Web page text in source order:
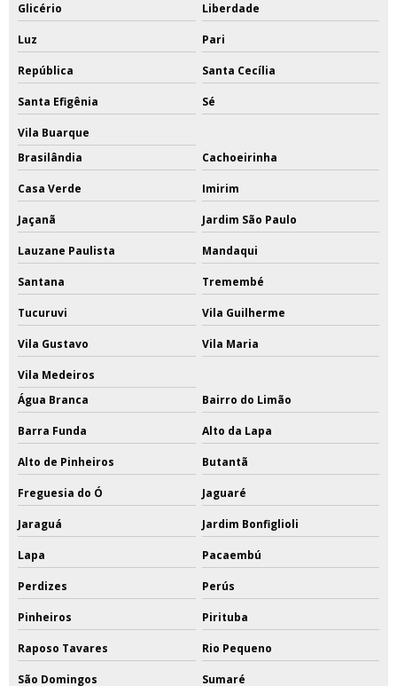
Glicério Liberdade
Luz Pari
República Santa Cecília
Santa Efigênia Sé
Vila Buarque
Brasilândia
Cachoeirinha
Casa Verde Imirim
Jaçanã Jardim São Paulo
Lauzane Paulista Mandaqui
Santana Tremembé
Tucuruvi Vila Guilherme
Vila Gustavo Vila Maria
Vila Medeiros
Água Branca
Bairro do Limão
Barra Funda Alto da Lapa
Alto de Pinheiros Butantã
Freguesia do Ó Jaguaré
Jaraguá Jardim Bonfiglioli
Lapa Pacaembú
Perdizes Perús
Pinheiros Pirituba
Raposo Tavares Rio Pequeno
São Domingos Sumaré